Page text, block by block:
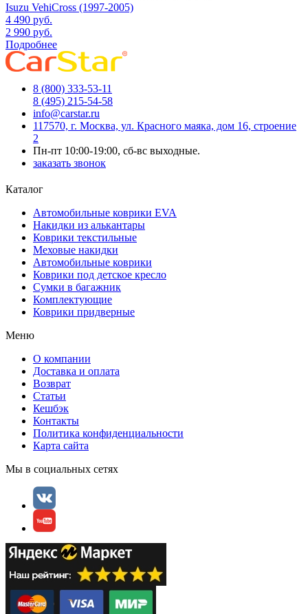
Isuzu VehiCross (1997-2005)
4 490 руб.
2 990 руб.
Подробнее
8 (800) 333-53-11
8 (495) 215-54-58
info@carstar.ru
117570, г. Москва, ул. Красного маяка, дом 16, строение
2
Пн-пт 10:00-19:00, сб-вс выходные.
заказать звонок
Каталог
Автомобильные коврики EVA
Накидки из алькантары
Коврики текстильные
Меховые накидки
Автомобильные коврики
Коврики под детское кресло
Сумки в багажник
Комплектующие
Коврики придверные
Меню
О компании
Доставка и оплата
Возврат
Статьи
Кешбэк
Контакты
Политика конфиденциальности
Карта сайта
Мы в социальных сетях